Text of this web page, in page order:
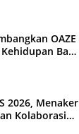
OAZE
Baru
2026, Menaker
Kolaborasi